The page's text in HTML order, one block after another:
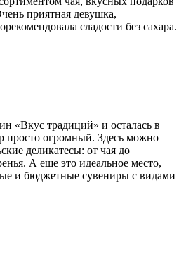
приятная девушка,
сладости без сахара.
«Вкус традиций» и осталась в
просто огромный. Здесь можно
деликатесы: от чая до
А еще это идеальное место,
и бюджетные сувениры с видами